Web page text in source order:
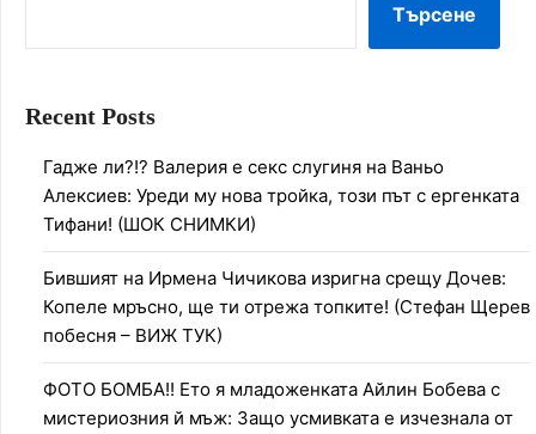
Търсене
Recent Posts
Гадже ли?!? Валерия е секс слугиня на Ваньо
Алексиев: Уреди му нова тройка, този път с ергенката
Тифани! (ШОК СНИМКИ)
Бившият на Ирмена Чичикова изригна срещу Дочев:
Копеле мръсно, ще ти отрежа топките! (Стефан Щерев
побесня – ВИЖ ТУК)
ФОТО БОМБА!! Ето я младоженката Айлин Бобева с
мистериозния й мъж: Защо усмивката е изчезнала от